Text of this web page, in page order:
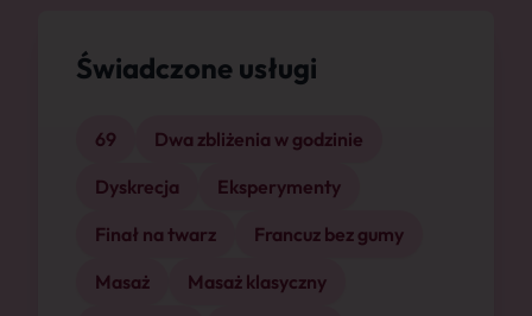
Świadczone usługi
69
Dwa zbliżenia w godzinie
Dyskrecja
Eksperymenty
Finał na twarz
Francuz bez gumy
Masaż
Masaż klasyczny